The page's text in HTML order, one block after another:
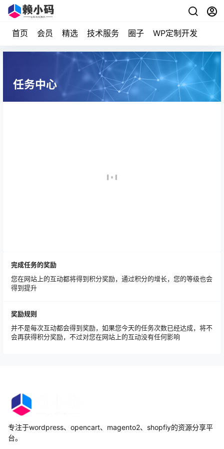
首页 会员 精选 技术服务 圈子 WP定制开发
任务中心
完成任务的奖励
您在网站上的互动都将得到积分奖励，通过积分的增长，您的等级也会
得到提升
奖励规则
并不是每次互动都会得到奖励，如果您今天的任务次数已经达成，将不
会再获得积分奖励，不过对您在网站上的互动没有任何影响
专注于wordpress、opencart、magento2、shopfiy的资源分享平
台。